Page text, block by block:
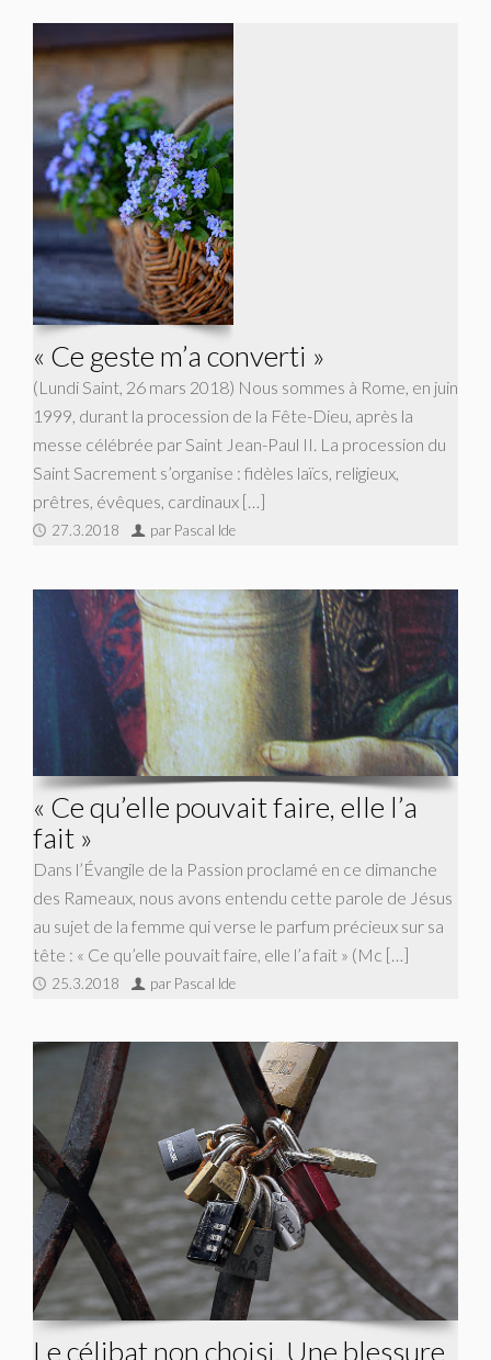
« Ce geste m’a converti »
(Lundi Saint, 26 mars 2018) Nous sommes à Rome, en juin
1999, durant la procession de la Fête-Dieu, après la
messe célébrée par Saint Jean-Paul II. La procession du
Saint Sacrement s’organise : fidèles laïcs, religieux,
prêtres, évêques, cardinaux […]
27.3.2018 par Pascal Ide
« Ce qu’elle pouvait faire, elle l’a
fait »
Dans l’Évangile de la Passion proclamé en ce dimanche
des Rameaux, nous avons entendu cette parole de Jésus
au sujet de la femme qui verse le parfum précieux sur sa
tête : « Ce qu’elle pouvait faire, elle l’a fait » (Mc […]
25.3.2018 par Pascal Ide
Le célibat non choisi. Une blessure